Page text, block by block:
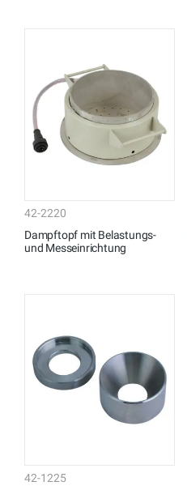
42-2220
Dampftopf mit Belastungs-
und Messeinrichtung
42-1225